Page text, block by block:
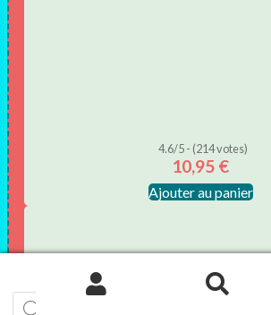
4.6/5 - (214 votes)
10,95 €
Ajouter au panier
Recherche
de